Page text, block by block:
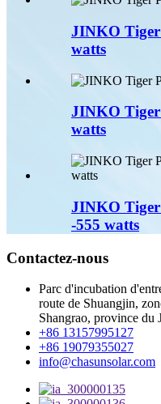
JINKO Tiger
watts
JINKO Tiger
watts
JINKO
-555 watts
Contactez-nous
Parc d'incubation
route de Shuangjin,
Shangrao, province du
+86 13157995127
+86 19079355027
info@chasunsolar.com